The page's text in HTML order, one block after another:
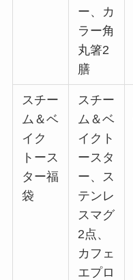
ー、カ
ラー角
丸箸2
膳
スチー
ム＆ベ
イク
トース
ター福
袋
スチー
ム＆ベ
イクト
ースタ
ー、ス
テンレ
スマグ
2点、
カフェ
エプロ